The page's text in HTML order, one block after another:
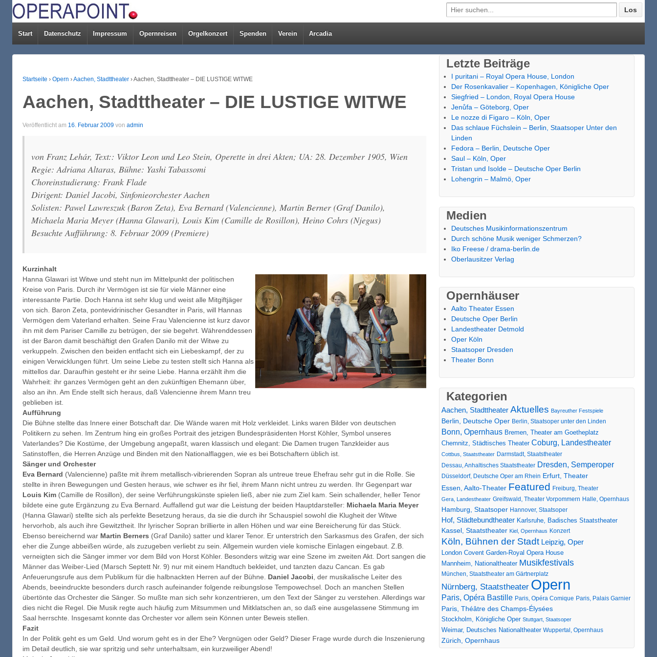
Start Datenschutz Impressum Opernreisen Orgelkonzert Spenden Verein Arcadia
Startseite › Opern ›Aachen, Stadttheater ›Aachen, Stadttheater – DIE LUSTIGE WITWE
Aachen, Stadttheater – DIE LUSTIGE WITWE
Veröffentlicht am 16. Februar 2009 von admin
von Franz Lehár, Text:: Viktor Leon und Leo Stein, Operette in drei Akten; UA: 28. Dezember 1905, Wien
Regie: Adriana Altaras, Bühne: Yashi Tabassomi
Choreinstudierung: Frank Flade
Dirigent: Daniel Jacobi, Sinfonieorchester Aachen
Solisten: Pawel Lawreszuk (Baron Zeta), Eva Bernard (Valencienne), Martin Berner (Graf Danilo),
Michaela Maria Meyer (Hanna Glawari), Louis Kim (Camille de Rosillon), Heino Cohrs (Njegus)
Besuchte Aufführung: 8. Februar 2009 (Premiere)
Kurzinhalt
Hanna Glawari ist Witwe und steht nun im Mittelpunkt der politischen
Kreise von Paris. Durch ihr Vermögen ist sie für viele Männer eine
interessante Partie. Doch Hanna ist sehr klug und weist alle Mitgiftjäger
von sich. Baron Zeta, pontevidrinischer Gesandter in Paris, will Hannas
Vermögen dem Vaterland erhalten. Seine Frau Valencienne ist kurz davor
ihn mit dem Pariser Camille zu betrügen, der sie begehrt. Währenddessen
ist der Baron damit beschäftigt den Grafen Danilo mit der Witwe zu
verkuppeln. Zwischen den beiden entfacht sich ein Liebeskampf, der zu
einigen Verwicklungen führt. Um seine Liebe zu testen stellt sich Hanna als
mittellos dar. Daraufhin gesteht er ihr seine Liebe. Hanna erzählt ihm die
Wahrheit: ihr ganzes Vermögen geht an den zukünftigen Ehemann über,
also an ihn. Am Ende stellt sich heraus, daß Valencienne ihrem Mann treu
geblieben ist.
Aufführung
Die Bühne stellte das Innere einer Botschaft dar. Die Wände waren mit Holz verkleidet. Links waren Bilder von deutschen
Politikern zu sehen. Im Zentrum hing ein großes Portrait des jetzigen Bundespräsidenten Horst Köhler, Symbol unseres
Vaterlandes? Die Kostüme, der Umgebung angepaßt, waren klassisch und elegant: Die Damen trugen Tanzkleider aus
Satinstoffen, die Herren Anzüge und Binden mit den Nationalflaggen, wie es bei Botschaftern üblich ist.
Sänger und Orchester
Eva Bernard (Valencienne) paßte mit ihrem metallisch-vibrierenden Sopran als untreue treue Ehefrau sehr gut in die Rolle. Sie
stellte in ihren Bewegungen und Gesten heraus, wie schwer es ihr fiel, ihrem Mann nicht untreu zu werden. Ihr Gegenpart war
Louis Kim (Camille de Rosillon), der seine Verführungskünste spielen ließ, aber nie zum Ziel kam. Sein schallender, heller Tenor
bildete eine gute Ergänzung zu Eva Bernard. Auffallend gut war die Leistung der beiden Hauptdarsteller: Michaela Maria Meyer
(Hanna Glawari) stellte sich als perfekte Besetzung heraus, da sie die durch ihr Schauspiel sowohl die Klugheit der Witwe
hervorhob, als auch ihre Gewitztheit. Ihr lyrischer Sopran brillierte in allen Höhen und war eine Bereicherung für das Stück.
Ebenso bereichernd war Martin Berners (Graf Danilo) satter und klarer Tenor. Er unterstrich den Sarkasmus des Grafen, der sich
eher die Zunge abbeißen würde, als zuzugeben verliebt zu sein. Allgemein wurden viele komische Einlagen eingebaut. Z.B.
verneigten sich die Sänger immer vor dem Bild von Horst Köhler. Besonders witzig war eine Szene im zweiten Akt. Dort sangen die
Männer das Weiber-Lied (Marsch Septett Nr. 9) nur mit einem Handtuch bekleidet, und tanzten dazu Cancan. Es gab
Anfeuerungsrufe aus dem Publikum für die halbnackten Herren auf der Bühne. Daniel Jacobi , der musikalische Leiter des
Abends, beeindruckte besonders durch rasch aufeinander folgende reibungslose Tempowechsel. Doch an manchen Stellen
übertönte das Orchester die Sänger. So mußte man sich sehr konzentrieren, um den Text der Sänger zu verstehen. Allerdings war
dies nicht die Regel. Die Musik regte auch häufig zum Mitsummen und Mitklatschen an, so daß eine ausgelassene Stimmung im
Saal herrschte. Insgesamt konnte das Orchester vor allem sein Können unter Beweis stellen.
Fazit
In der Politik geht es um Geld. Und worum geht es in der Ehe? Vergnügen oder Geld? Dieser Frage wurde durch die Inszenierung
im Detail deutlich, sie war spritzig und sehr unterhaltsam, ein kurzweiliger Abend!
Letzte Beiträge
I puritani – Royal Opera House, London
Der Rosenkavalier – Kopenhagen, Königliche Oper
Siegfried – London, Royal Opera House
Jenůfa – Göteborg, Oper
Le nozze di Figaro – Köln, Oper
Das schlaue Füchslein – Berlin, Staatsoper Unter den
Linden
Fedora – Berlin, Deutsche Oper
Saul – Köln, Oper
Tristan und Isolde – Deutsche Oper Berlin
Lohengrin – Malmö, Oper
Medien
Deutsches Musikinformationszentrum
Durch schöne Musik weniger Schmerzen?
Iko Freese / drama-berlin.de
Oberlausitzer Verlag
Opernhäuser
Aalto Theater Essen
Deutsche Oper Berlin
Landestheater Detmold
Oper Köln
Staatsoper Dresden
Theater Bonn
Kategorien
Aachen, Stadttheater Aktuelles Bayreuther Festspiele
Berlin, Deutsche Oper Berlin, Staatsoper unter den Linden
Bonn, Opernhaus Bremen, Theater am Goetheplatz
Chemnitz, Städtisches Theater Coburg, Landestheater
Cottbus, Staatstheater Darmstadt, Staatstheater
Dessau, Anhaltisches Staatstheater Dresden, Semperoper
Düsseldorf, Deutsche Oper am Rhein Erfurt, Theater
Essen, Aalto-Theater Featured Freiburg, Theater
Gera, Landestheater Greifswald, Theater Vorpommern Halle, Opernhaus
Hamburg, Staatsoper Hannover, Staatsoper
Hof, Städtebundtheater Karlsruhe, Badisches Staatstheater
Kassel, Staatstheater Kiel, Opernhaus Konzert
Köln, Bühnen der Stadt Leipzig, Oper
London Covent Garden-Royal Opera House
Mannheim, Nationaltheater Musikfestivals
München, Staatstheater am Gärtnerplatz
Nürnberg, Staatstheater Opern
Paris, Opéra Bastille Paris, Opéra Comique Paris, Palais Garnier
Paris, Théâtre des Champs-Élysées
Stockholm, Königliche Oper Stuttgart, Staatsoper
Weimar, Deutsches Nationaltheater Wuppertal, Opernhaus
Zürich, Opernhaus